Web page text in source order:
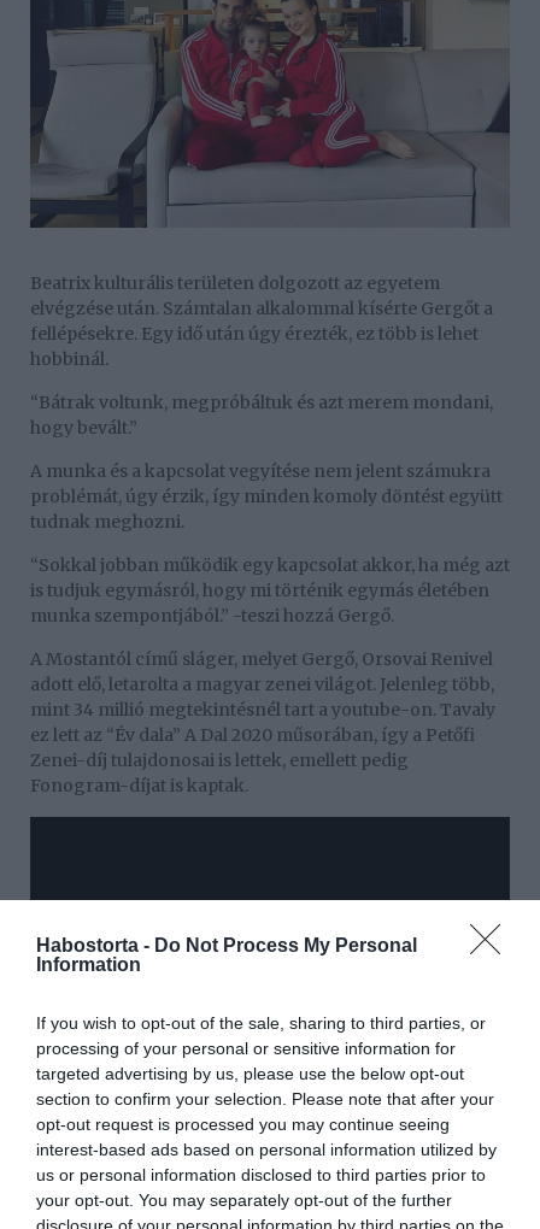
Habostorta - Do Not Process My Personal
Information
If you wish to opt-out of the sale, sharing to third parties, or
processing of your personal or sensitive information for
targeted advertising by us, please use the below opt-out
section to confirm your selection. Please note that after your
opt-out request is processed you may continue seeing
interest-based ads based on personal information utilized by
us or personal information disclosed to third parties prior to
your opt-out. You may separately opt-out of the further
Beatrix kulturális területen dolgozott az egyetem
elvégzése után. Számtalan alkalommal kísérte Gergőt a
fellépésekre. Egy idő után úgy érezték, ez több is lehet
hobbinál.
“Bátrak voltunk, megpróbáltuk és azt merem mondani,
hogy bevált.”
A munka és a kapcsolat vegyítése nem jelent számukra
problémát, úgy érzik, így minden komoly döntést együtt
tudnak meghozni.
“Sokkal jobban működik egy kapcsolat akkor, ha még azt
is tudjuk egymásról, hogy mi történik egymás életében
munka szempontjából.” -teszi hozzá Gergő.
A Mostantól című sláger, melyet Gergő, Orsovai Renivel
adott elő, letarolta a magyar zenei világot. Jelenleg több,
mint 34 millió megtekintésnél tart a youtube-on. Tavaly
ez lett az “Év dala” A Dal 2020 műsorában, így a Petőfi
Zenei-díj tulajdonosai is lettek, emellett pedig
Fonogram-díjat is kaptak.